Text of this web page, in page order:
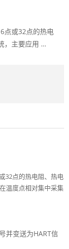
点或32点的热电
，主要应用 …
32点的热电阻、热电
温度点相对集中采集
并变送为HART信